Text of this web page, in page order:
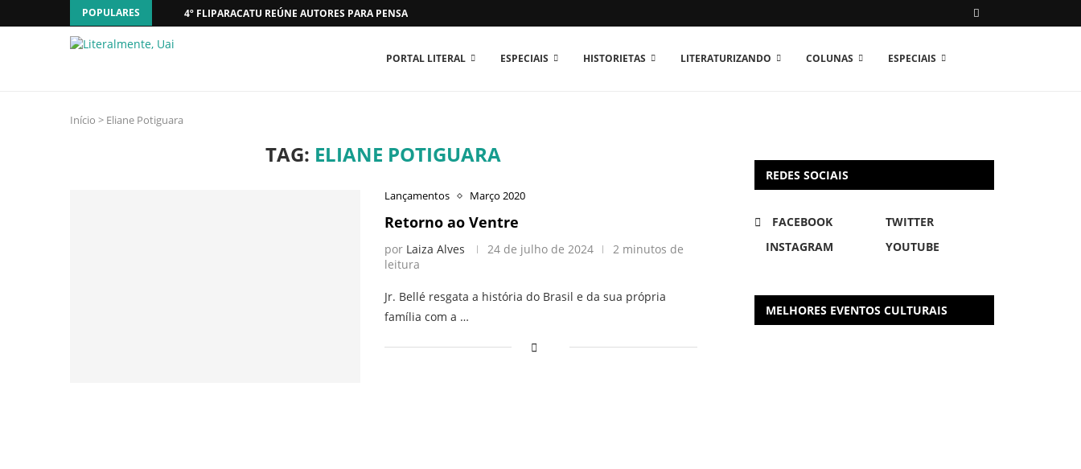
POPULARES 4º FLIPARACATU REÚNE AUTORES PARA PENSAR O MUNDO...
PORTAL LITERAL ESPECIAIS HISTORIETAS LITERATURIZANDO COLUNAS ESPECIAIS
Início > Eliane Potiguara
TAG: ELIANE POTIGUARA
Lançamentos Março 2020
Retorno ao Ventre
por Laiza Alves 24 de julho de 2024
2 minutos de
leitura
Jr. Bellé resgata a história do Brasil e da sua própria
família com a …
REDES SOCIAIS
FACEBOOK
TWITTER
INSTAGRAM
YOUTUBE
MELHORES EVENTOS CULTURAIS